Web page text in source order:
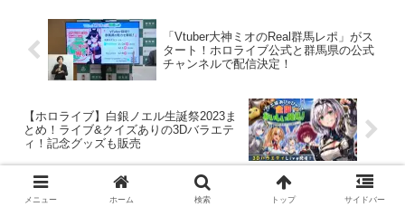
「Vtuber大神ミオのReal群馬レポ」がス
タート！ホロライブ公式と群馬県の公式
チャンネルで配信決定！
【ホロライブ】白銀ノエル生誕祭2023ま
とめ！ライブ&クイズありの3Dバラエテ
ィ！記念グッズも販売
メニュー ホーム 検索 トップ サイドバー